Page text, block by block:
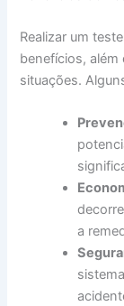
Realizar um
benefícios, além
situações.
a